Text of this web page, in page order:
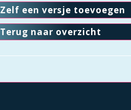
Zelf een versje toevoegen
Terug naar overzicht